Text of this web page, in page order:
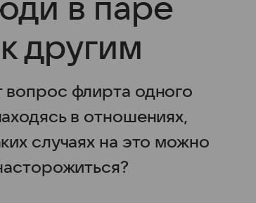
в паре
другим
вопрос флирта одного
в отношениях,
случаях на это можно